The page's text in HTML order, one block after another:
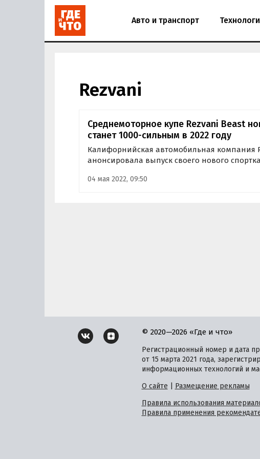
Авто и транспорт
Rezvani
Среднемоторное купе Rezvani Beast
станет 1000-сильным в 2022 году
Калифорнийская автомобильная компания
анонсировала выпуск своего нового
ссылкой на пресс-релиз компании.
04 мая 2022, 09:50
© 2020—2026 «Где и что»
Регистрационный номер и дата
от 15 марта 2021 года,
информационных технологий и
О сайте
Размещение рекламы
Правила использования
Правила применения